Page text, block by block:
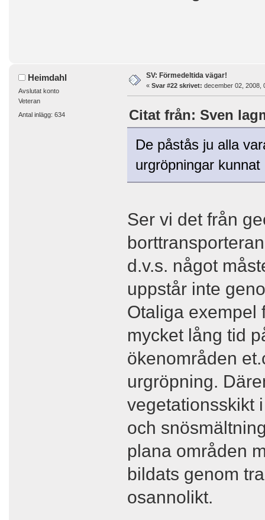
Heimdahl
Avslutat konto
Veteran
Antal inlägg: 634
SV: Förmedeltida vägar!
« Svar #22 skrivet: december 02, 2008,
Citat från: Sven
De påstås ju alla
urgröpningar kunnat
Ser vi det från
d.v.s. något
uppstår inte
Otaliga exempel
mycket lång tid
ökenområden
urgröpning.
vegetationsskikt
och
plana områden
bildats genom
osannolikt.